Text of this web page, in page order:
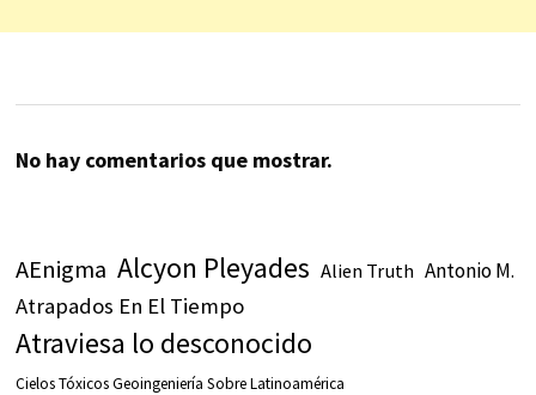
No hay comentarios que mostrar.
AEnigma Alcyon Pleyades Alien Truth Antonio M.
Atrapados En El Tiempo
Atraviesa lo desconocido
Cielos Tóxicos Geoingeniería Sobre Latinoamérica